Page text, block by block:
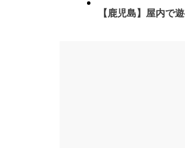
【鹿児島】屋内で